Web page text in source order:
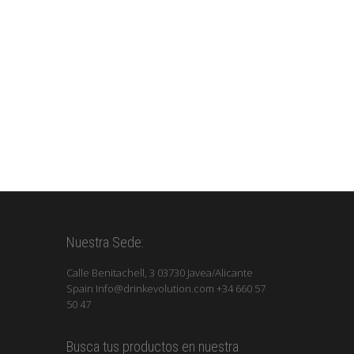
Nuestra Sede:
Calle Benitachell, 3 03730 Javea/Alicante
Spain Info@drinkevolution.com +34 660 57
50 47
Busca tus productos en nuestra